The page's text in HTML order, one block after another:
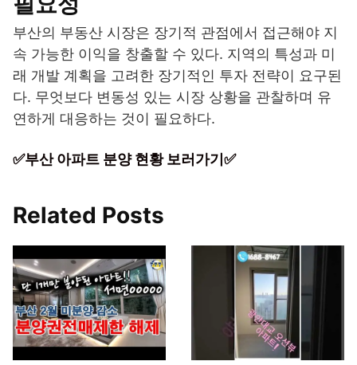
부산의 부동산 시장은 장기적 관점에서 접근해야 지
속 가능한 이익을 창출할 수 있다. 지역의 특성과 미
래 개발 계획을 고려한 장기적인 투자 전략이 요구된
다. 무엇보다 변동성 있는 시장 상황을 관찰하며 유
연하게 대응하는 것이 필요하다.
✅부산 아파트 분양 현황 보러가기✅
Related Posts